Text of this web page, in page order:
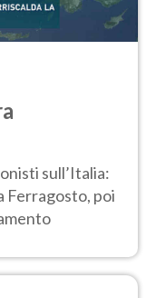
sull’Italia:
Ferragosto, poi